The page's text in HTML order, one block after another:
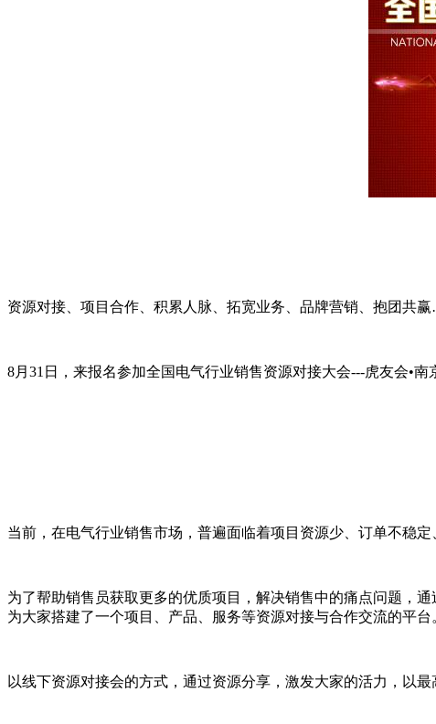
资源对接、项目合作、积累人脉、拓宽业务、品牌营销、抱团共
8月31日，来报名参加全国电气行业销售资源对接大会---虎友会•
当前，在电气行业销售市场，普遍面临着项目资源少、订单不稳定
为了帮助销售员获取更多的优质项目，解决销售中的痛点问题，
为大家搭建了一个项目、产品、服务等资源对接与合作交流的平台
以线下资源对接会的方式，通过资源分享，激发大家的活力，以